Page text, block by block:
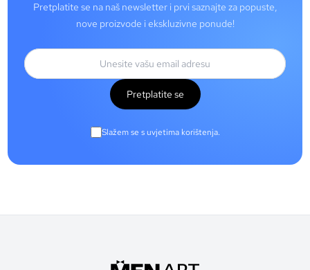
Pretplatite se na naš newsletter i prvi saznajte za popuste,
nove proizvode i ekskluzivne ponude!
Pretplatite se
Slažem se s uvjetima korištenja.